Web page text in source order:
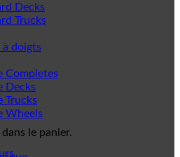
le panier.
Decks
Trucks
à doigts
Completes
Decks
Trucks
Wheels